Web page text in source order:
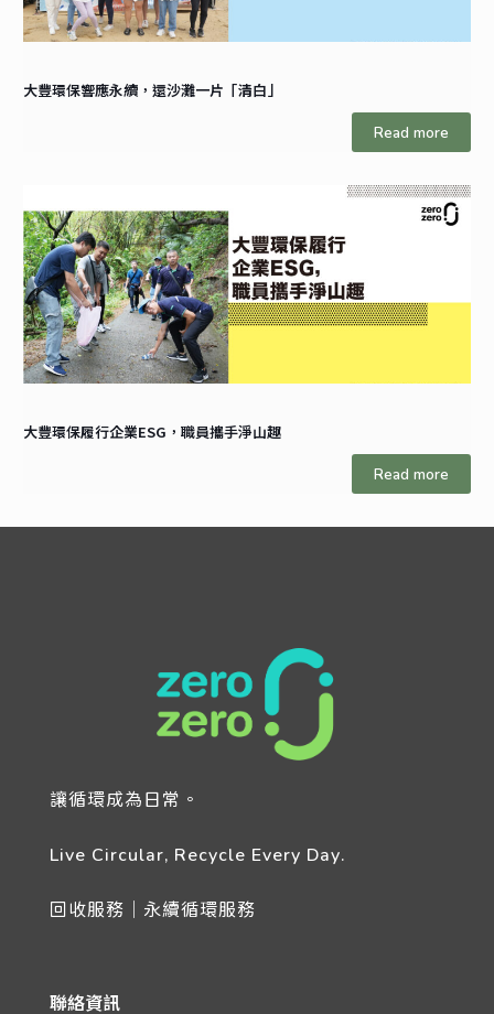
大豐環保響應永續，還沙灘一片「清白」
Read more
大豐環保履行企業ESG，職員攜手淨山趣
Read more
讓循環成為日常。
Live Circular, Recycle Every Day.
回收服務｜永續循環服務
聯絡資訊